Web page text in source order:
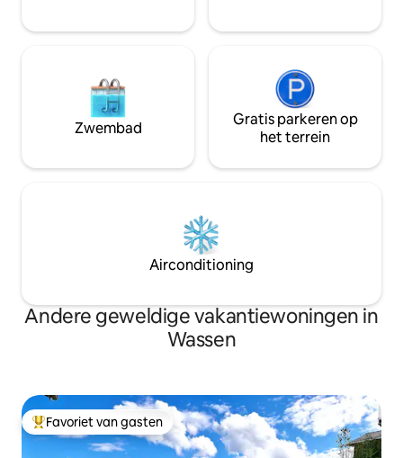
Zwembad
Gratis parkeren op
het terrein
Airconditioning
Andere geweldige vakantiewoningen in
Wassen
Topfavoriet van gasten
Favoriet van gasten